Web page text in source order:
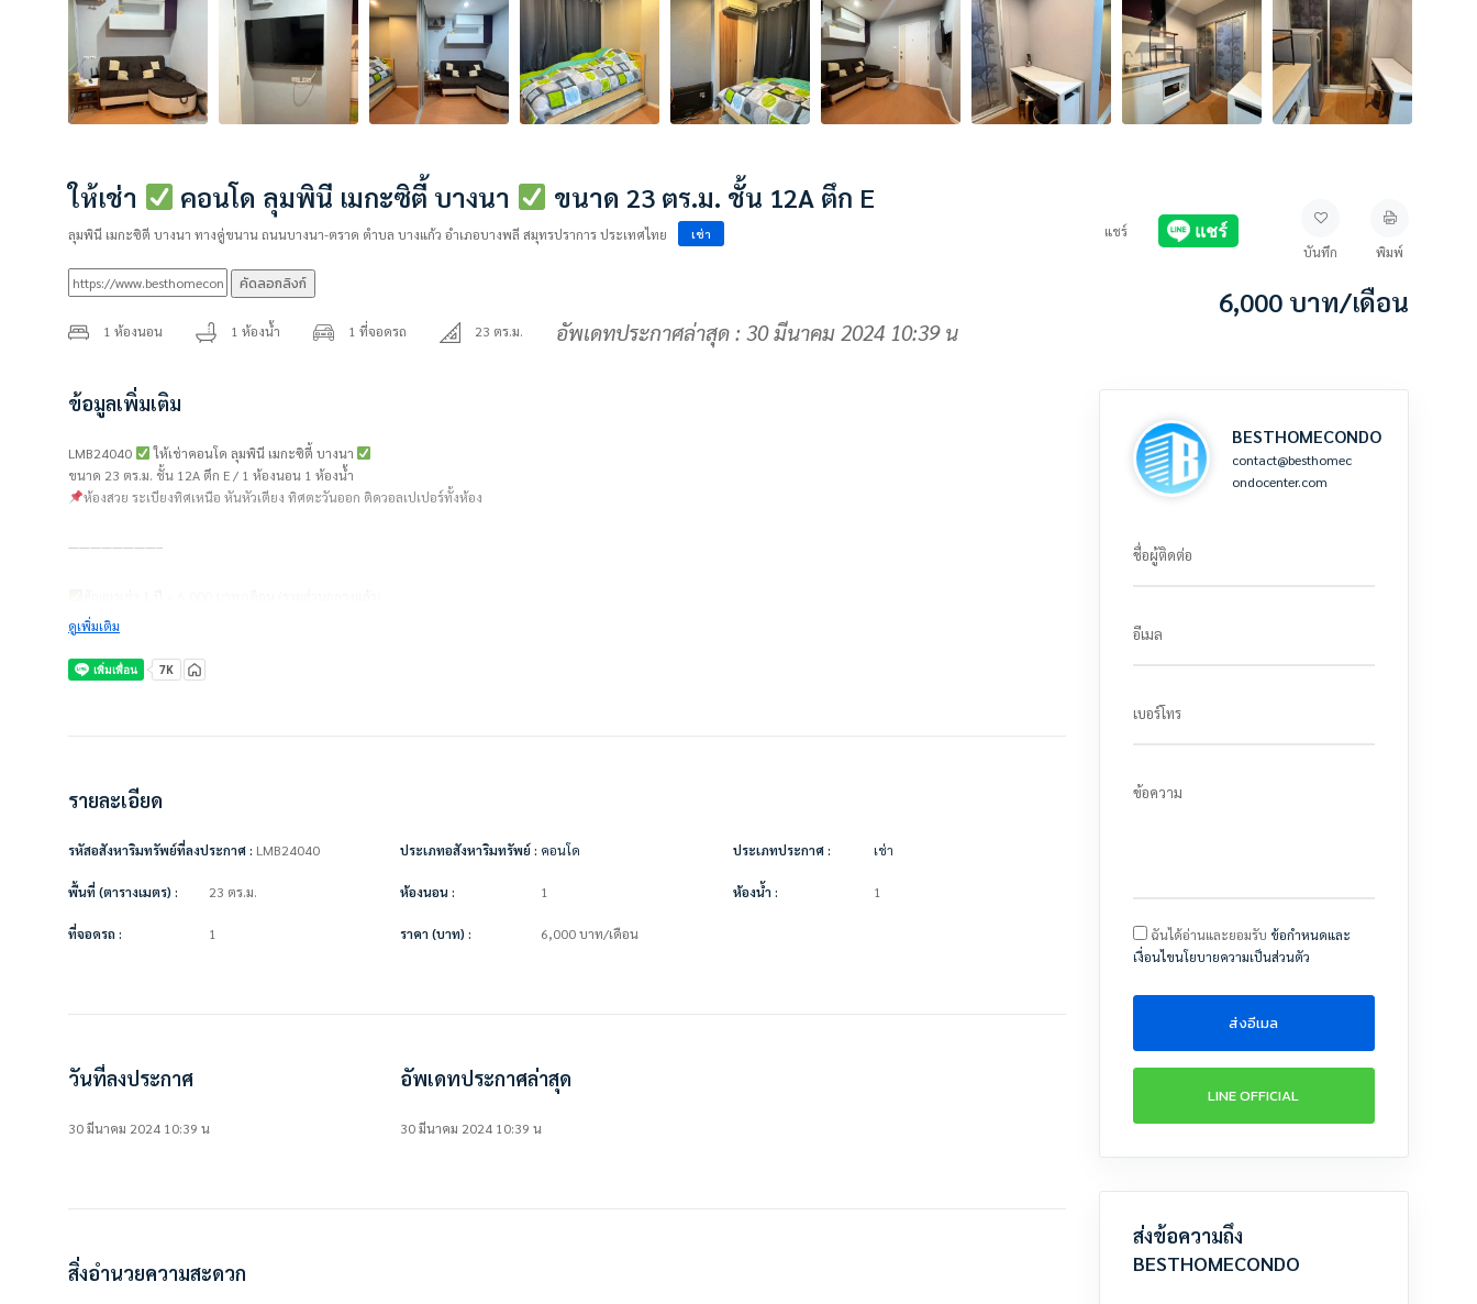
ให้เช่า คอนโด ลุมพินี เมกะซิตี้ บางนา ขนาด 23 ตร.ม. ชั้น 12A ตึก E
ลุมพินี เมกะซิตี บางนา ทางคู่ขนาน ถนนบางนา-ตราด ตำบล บางแก้ว อำเภอบางพลี สมุทรปราการ ประเทศไทย เช่า
คัดลอกลิงก์
1 ห้องนอน 1 ห้องน้ำ 1 ที่จอดรถ 23 ตร.ม. อัพเดทประกาศล่าสุด : 30 มีนาคม 2024 10:39 น
แชร์
บันทึก
พิมพ์
6,000 บาท/เดือน
ข้อมูลเพิ่มเติม
LMB24040
ให้เช่าคอนโด ลุมพินี เมกะซิตี้ บางนา
ขนาด 23 ตร.ม. ชั้น 12A ตึก E / 1 ห้องนอน 1 ห้องน้ำ
ห้องสวย ระเบียงทิศเหนือ หันหัวเตียง ทิศตะวันออก ติดวอลเปเปอร์ทั้งห้อง
————————–
ไม่รวมค่าน้ำ ค่าไฟ ค่าจอดรถ
ชำระเงินก่อนเข้าอยู่
– รวมเป็นเงิน 18,000 บาท
• แอร์
• ตู้เย็น
• ไมโครเวฟ
• เตียง + ที่นอน
• ห้องออกกำลังกาย
• กล้องวงจรปิด
#โครงการมีรถตู้บริการส่ง #BTSบางนา
ดูเพิ่มเติม
รายละเอียด
รหัสอสังหาริมทรัพย์ที่ลงประกาศ : LMB24040 ประเภทอสังหาริมทรัพย์ : คอนโด ประเภทประกาศ : เช่า
พื้นที่ (ตารางเมตร) : 23 ตร.ม. ห้องนอน : 1 ห้องน้ำ : 1
ที่จอดรถ : 1 ราคา (บาท) : 6,000 บาท/เดือน
วันที่ลงประกาศ
30 มีนาคม 2024 10:39 น
อัพเดทประกาศล่าสุด
30 มีนาคม 2024 10:39 น
สิ่งอำนวยความสะดวก
BESTHOMECONDO
contact@besthomec
ondocenter.com
ชื่อผู้ติดต่อ
อีเมล
เบอร์โทร
ข้อความ
ฉันได้อ่านและยอมรับ ข้อกำหนดและ
เงื่อนไขนโยบายความเป็นส่วนตัว
ส่งอีเมล
LINE OFFICIAL
ส่งข้อความถึง
BESTHOMECONDO